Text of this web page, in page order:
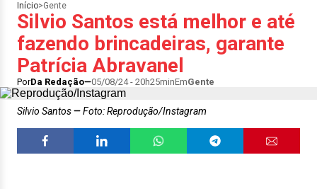
Início>Gente
Silvio Santos está melhor e até
fazendo brincadeiras, garante
Patrícia Abravanel
PorDa Redação 05/08/24 - 20h25minEmGente
Silvio Santos Foto: Reprodução/Instagram